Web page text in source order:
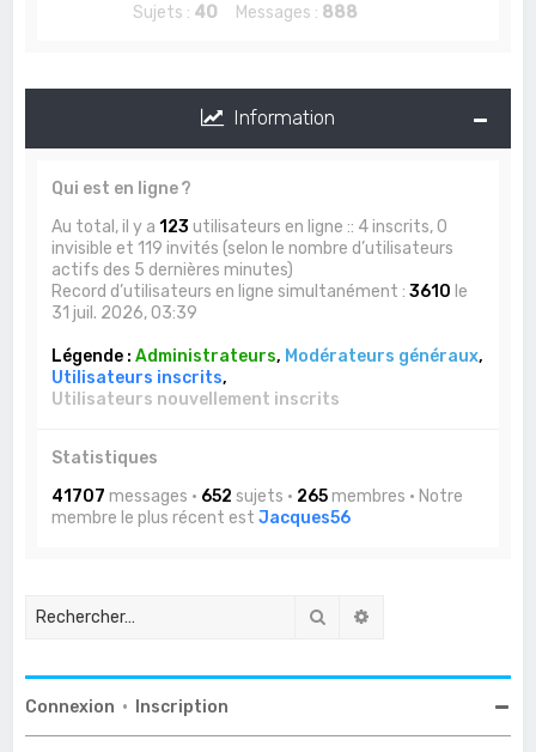
Sujets : 40 Messages : 888
Information
Qui est en ligne ?
Au total, il y a123 utilisateurs en ligne :: 4 inscrits, 0
invisible et 119 invités (selon le nombre d’utilisateurs
actifs des 5 dernières minutes)
Record d’utilisateurs en ligne simultanément :3610 le
31 juil. 2026, 03:39
Légende :Administrateurs, Modérateurs généraux,
Utilisateurs inscrits,
Utilisateurs nouvellement inscrits
Statistiques
41707 messages • 652 sujets • 265membres • Notre
membre le plus récent estJacques56
Rechercher
Connexion • Inscription